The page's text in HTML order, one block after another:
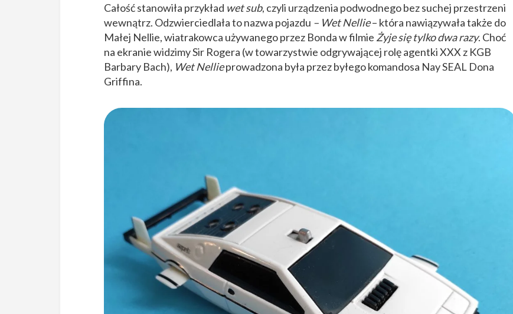
Całość stanowiła przykład wet sub, czyli urządzenia podwodnego bez suchej przestrzeni
wewnątrz. Odzwierciedlała to nazwa pojazdu – Wet Nellie– która nawiązywała także do
Małej Nellie, wiatrakowca używanego przez Bonda w filmie Żyje się tylko dwa razy. Choć
na ekranie widzimy Sir Rogera (w towarzystwie odgrywającej rolę agentki XXX z KGB
Barbary Bach), Wet Nellieprowadzona była przez byłego komandosa Nay SEAL Dona
Griffina.